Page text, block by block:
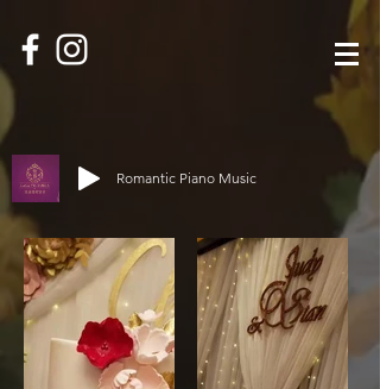
Romantic Piano Music